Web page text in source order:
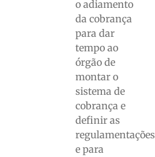
o adiamento
da cobrança
para dar
tempo ao
órgão de
montar o
sistema de
cobrança e
definir as
regulamentações
e para